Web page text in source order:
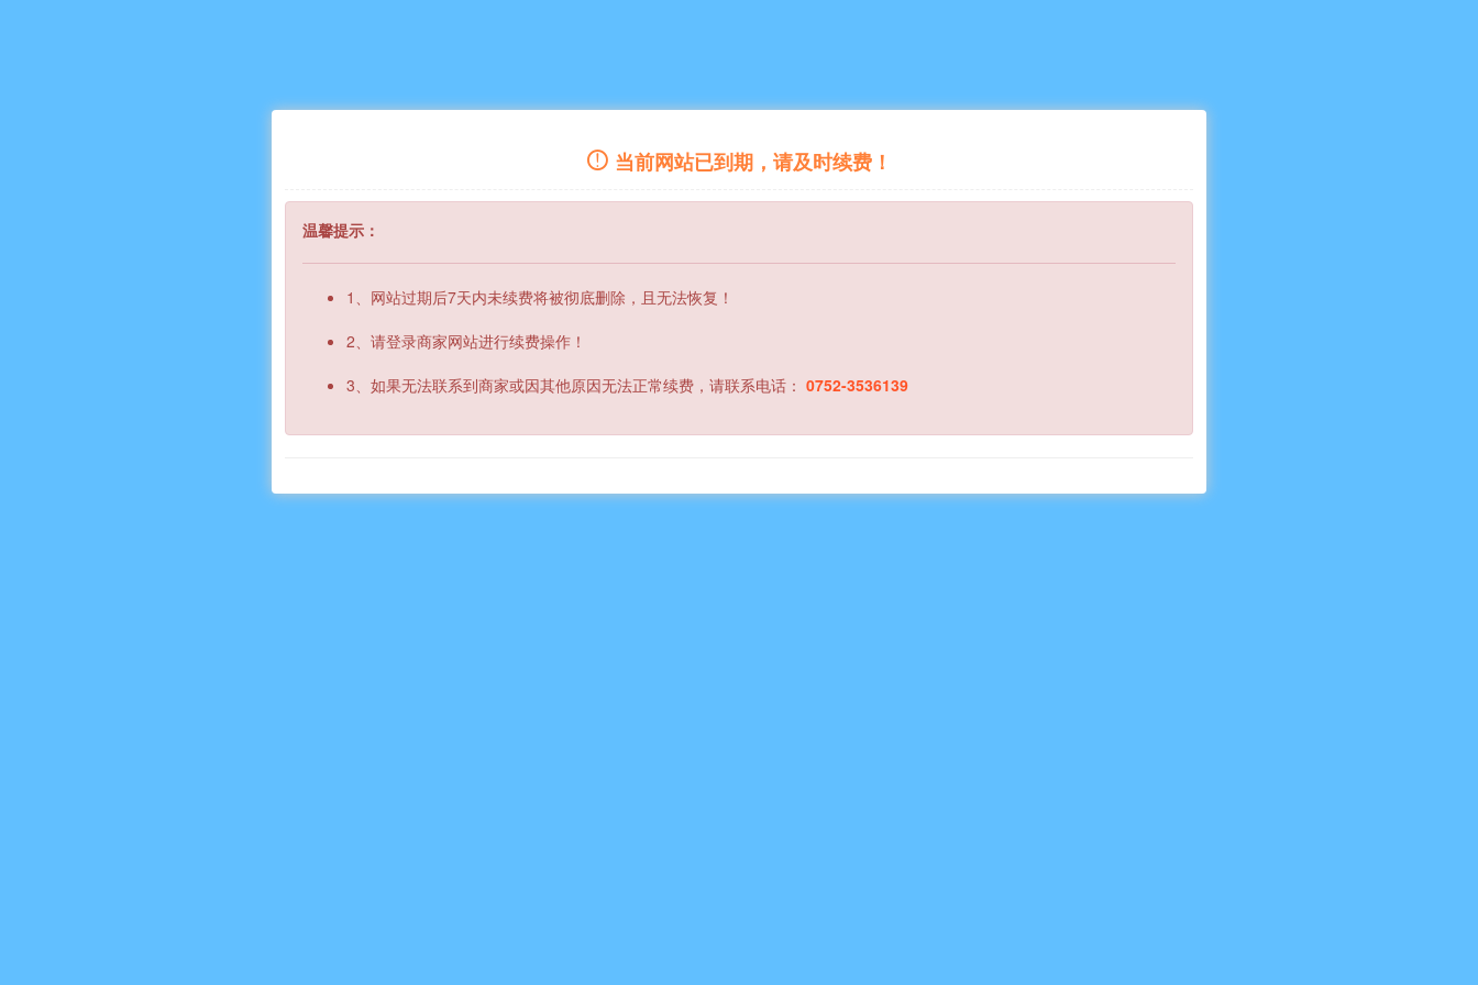
当前网站已到期，请及时续费！
温馨提示：
1、网站过期后7天内未续费将被彻底删除，且无法恢复！
2、请登录商家网站进行续费操作！
3、如果无法联系到商家或因其他原因无法正常续费，请联系电话： 0752-3536139